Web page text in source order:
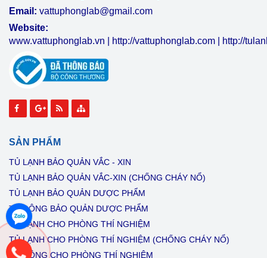
Email: vattuphonglab@gmail.com
Website:
www.vattuphonglab.vn
http://vattuphonglab.com http://
SẢN PHẨM
TỦ LẠNH BẢO QUẢN VẮC - XIN
TỦ LẠNH BẢO QUẢN VẮC-XIN (CHỐNG CHÁY NỔ)
TỦ LẠNH BẢO QUẢN DƯỢC PHẨM
TỦ ĐÔNG BẢO QUẢN DƯỢC PHẨM
TỦ LẠNH CHO PHÒNG THÍ NGHIỆM
TỦ LẠNH CHO PHÒNG THÍ NGHIỆM (CHỐNG CHÁY NỔ)
TỦ ĐÔNG CHO PHÒNG THÍ NGHIỆM